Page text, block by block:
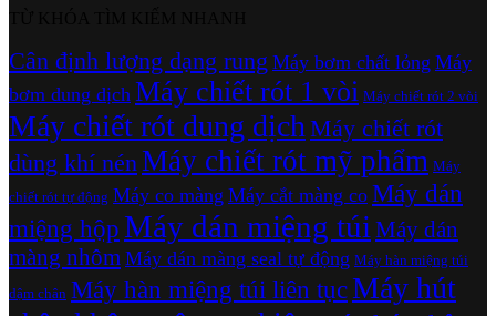
Cân định lượng dạng rung Máy bơm chất lỏng Máy
bơm dung dịch Máy chiết rót 1 vòi Máy chiết rót 2 vòi
Máy chiết rót dung dịch Máy chiết rót
dùng khí nén Máy chiết rót mỹ phẩm Máy
chiết rót tự động Máy co màng Máy cắt màng co Máy dán
miệng hộpMáy dán miệng túi Máy dán
màng nhôm Máy dán màng seal tự động Máy hàn miệng túi
dậm chân Máy hàn miệng túi liên tụcMáy hút